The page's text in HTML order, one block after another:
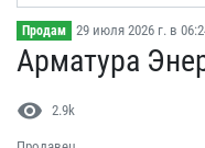
Продам 29 июля 2026 г. в
Арматура
visibility 2.9k